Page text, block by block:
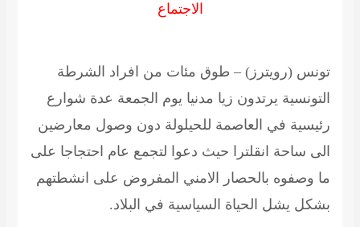
الاجتماع
تونس (رويترز) – طوق مئات من افراد الشرطة
التونسية يرتدون زيا مدنيا يوم الجمعة عدة شوارع
رئيسية في العاصمة للحيلولة دون وصول معارضين
الى ساحة انقلترا حيث دعوا لتجمع عام احتجاجا على
ما وصفوه بالحصار الامني المفروض على انشطتهم
بشكل يشل الحياة السياسية في البلاد.